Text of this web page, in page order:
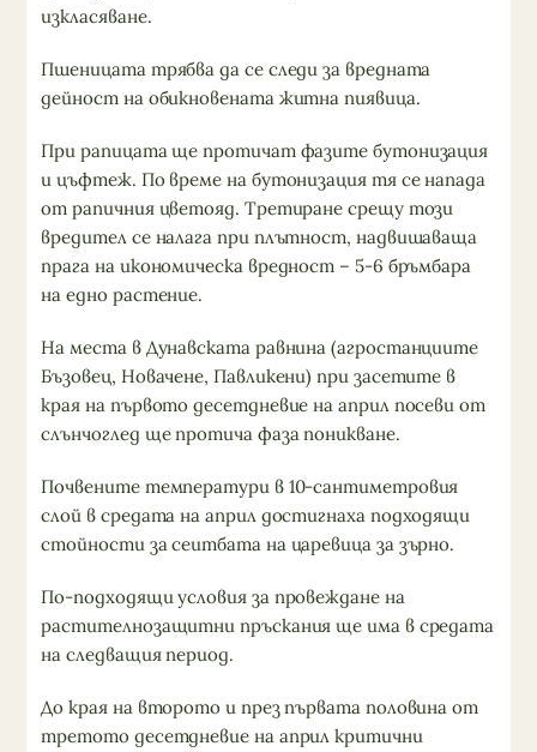
изкласяване.
Пшеницата трябва да се следи за вредната
дейност на обикновената житна пиявица.
При рапицата ще протичат фазите бутонизация
и цъфтеж. По време на бутонизация тя се напада
от рапичния цветояд. Третиране срещу този
вредител се налага при плътност, надвишаваща
прага на икономическа вредност – 5-6 бръмбара
на едно растение.
На места в Дунавската равнина (агростанциите
Бъзовец, Новачене, Павликени) при засетите в
края на първото десетдневие на април посеви от
слънчоглед ще протича фаза поникване.
Почвените температури в 10-сантиметровия
слой в средата на април достигнаха подходящи
стойности за сеитбата на царевица за зърно.
По-подходящи условия за провеждане на
растителнозащитни пръскания ще има в средата
на следващия период.
До края на второто и през първата половина от
третото десетдневие на април критични